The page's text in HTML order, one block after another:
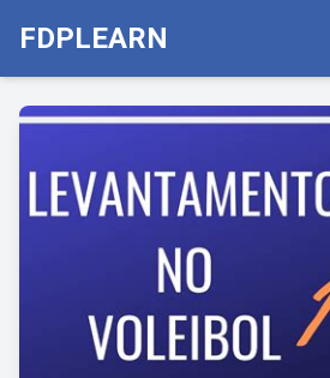
FDPLEARN